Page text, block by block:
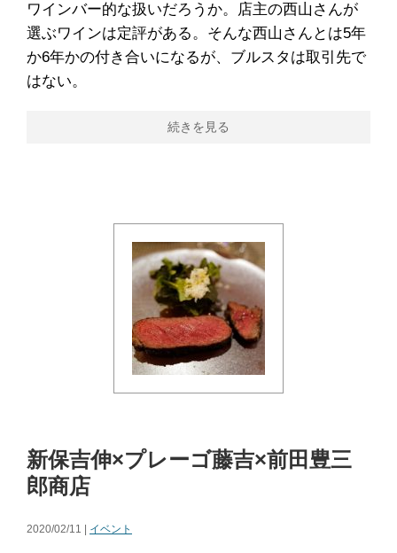
ワインバー的な扱いだろうか。店主の西山さんが
選ぶワインは定評がある。そんな西山さんとは5年
か6年かの付き合いになるが、ブルスタは取引先で
はない。
続きを見る
新保吉伸×プレーゴ藤吉×前田豊三
郎商店
2020/02/11 | イベント